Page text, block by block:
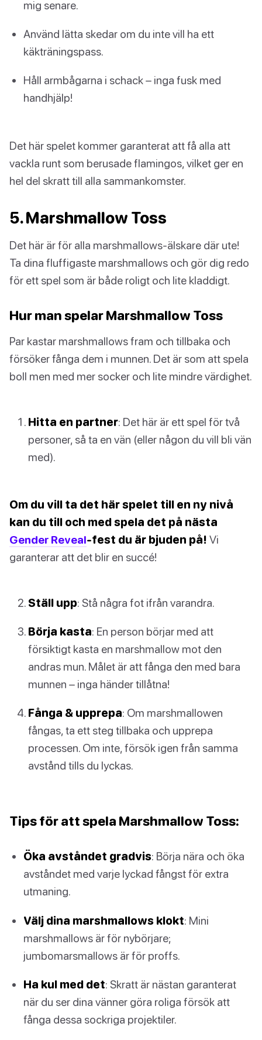
mig senare.
Använd lätta skedar om du inte vill ha ett
käkträningspass.
Håll armbågarna i schack – inga fusk med
handhjälp!
Det här spelet kommer garanterat att få alla att
vackla runt som berusade flamingos, vilket ger en
hel del skratt till alla sammankomster.
5. Marshmallow Toss
Det här är för alla marshmallows-älskare där ute!
Ta dina fluffigaste marshmallows och gör dig redo
för ett spel som är både roligt och lite kladdigt.
Hur man spelar Marshmallow Toss
Par kastar marshmallows fram och tillbaka och
försöker fånga dem i munnen. Det är som att spela
boll men med mer socker och lite mindre värdighet.
Hitta en partner: Det här är ett spel för två
personer, så ta en vän (eller någon du vill bli vän
med).
Om du vill ta det här spelet till en ny nivå
kan du till och med spela det på nästa
Gender Reveal-fest du är bjuden på! Vi
garanterar att det blir en succé!
Ställ upp: Stå några fot ifrån varandra.
Börja kasta: En person börjar med att
försiktigt kasta en marshmallow mot den
andras mun. Målet är att fånga den med bara
munnen – inga händer tillåtna!
Fånga & upprepa: Om marshmallowen
fångas, ta ett steg tillbaka och upprepa
processen. Om inte, försök igen från samma
avstånd tills du lyckas.
Tips för att spela Marshmallow Toss:
Öka avståndet gradvis: Börja nära och öka
avståndet med varje lyckad fångst för extra
utmaning.
Välj dina marshmallows klokt: Mini
marshmallows är för nybörjare;
jumbomarsmallows är för proffs.
Ha kul med det: Skratt är nästan garanterat
när du ser dina vänner göra roliga försök att
fånga dessa sockriga projektiler.